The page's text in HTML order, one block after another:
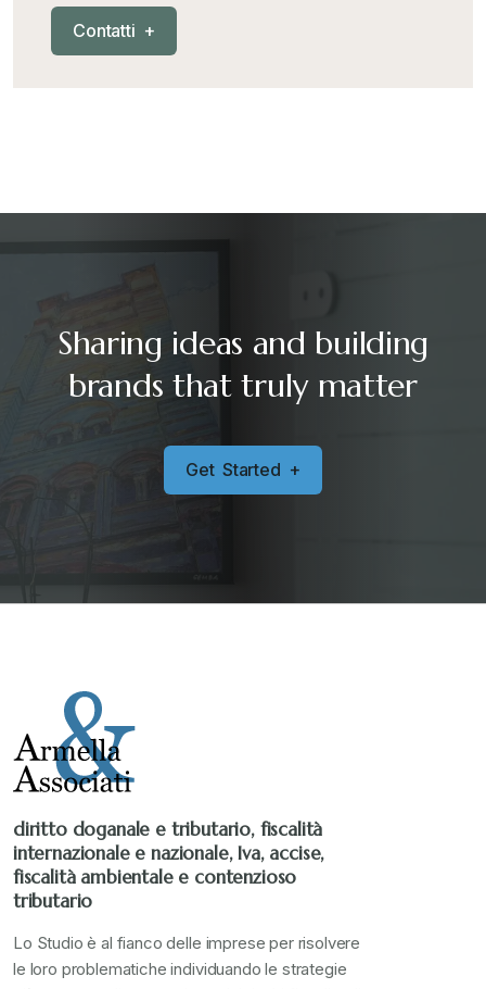
Contatti +
Sharing ideas and building
brands that truly matter
Get Started +
diritto doganale e tributario, fiscalità
internazionale e nazionale, Iva, accise,
fiscalità ambientale e contenzioso
tributario
Lo Studio è al fianco delle imprese per risolvere
le loro problematiche individuando le strategie